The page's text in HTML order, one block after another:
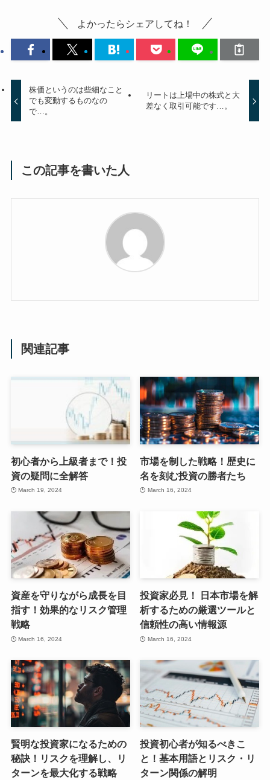
よかったらシェアしてね！
株価というのは些細なこと
でも変動するものなの
で…。
リートは上場中の株式と大
差なく取引可能です…。
この記事を書いた人
関連記事
初心者から上級者まで！投
資の疑問に全解答
March 19, 2024
市場を制した戦略！歴史に
名を刻む投資の勝者たち
March 16, 2024
資産を守りながら成長を目
指す！効果的なリスク管理
戦略
March 16, 2024
投資家必見！ 日本市場を解
析するための厳選ツールと
信頼性の高い情報源
March 16, 2024
賢明な投資家になるための
秘訣！リスクを理解し、リ
ターンを最大化する戦略
投資初心者が知るべきこ
と！基本用語とリスク・リ
ターン関係の解明